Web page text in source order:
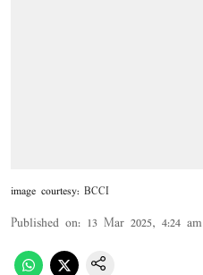
image courtesy: BCCI
Published on: 13 Mar 2025, 4:24 am